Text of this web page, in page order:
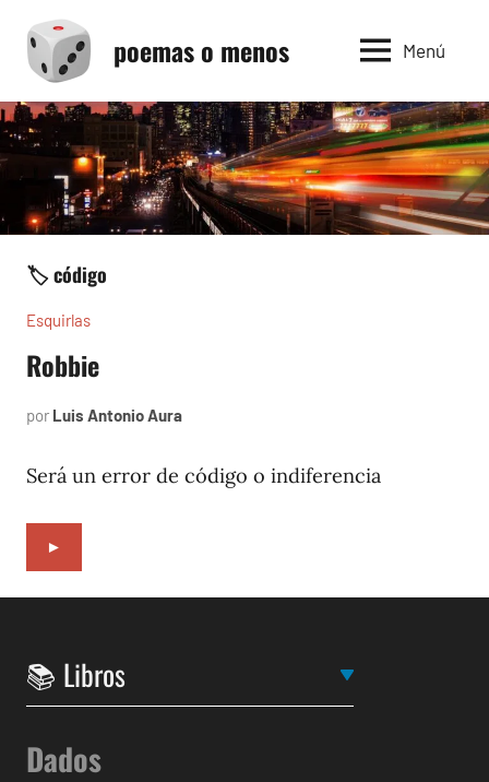
contenido
poemas o menos Menú
🏷️ código
Esquirlas
Robbie
por Luis Antonio Aura
2024
Será un error de código o indiferencia
►
Dados